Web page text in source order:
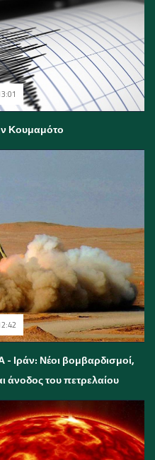
Κουμαμότο
Ιράν: Νέοι βομβαρδισμοί,
άνοδος του πετρελαίου